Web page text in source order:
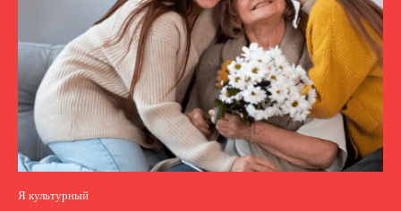
Я культурный